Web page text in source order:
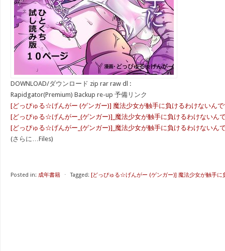
DOWNLOAD/ダウンロード zip rar raw dl :
Rapidgator(Premium) Backup re-up 予備リンク
[どっぴゅる☆げんがー (ゲンガー)] 魔法少女が触手に負けるわけないん
[どっぴゅる☆げんがー_(ゲンガー)]_魔法少女が触手に負けるわけないん
[どっぴゅる☆げんがー_(ゲンガー)]_魔法少女が触手に負けるわけないん
(さらに…Files)
Posted in: 成年書籍 ⋅ Tagged: [どっぴゅる☆げんがー (ゲンガー)] 魔法少女が触手に